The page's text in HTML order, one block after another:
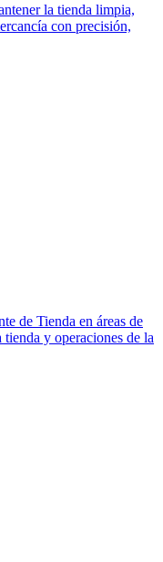
la tienda limpia,
con precisión,
de Tienda en áreas de
y operaciones de la